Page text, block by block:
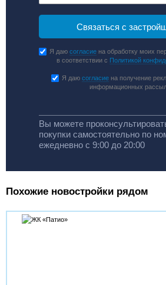
Я даюсогласие на обработку моих
в соответствии с Политикой
Я даю согласиена получение
информационных
Вы можете
покупки самостоятельно по
ежедневно с 9:00 до 20:00
Похожие новостройки рядом